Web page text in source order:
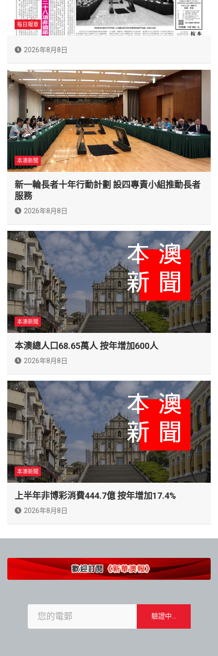
每日報章
2026年8月8日
本澳新聞
新一輪長者十年行動計劃 設四專責小組推動長者
服務
2026年8月8日
本澳新聞
本澳總人口68.65萬人 按年增加600人
2026年8月8日
本澳新聞
上半年非博彩消費444.7億 按年增加17.4%
2026年8月8日